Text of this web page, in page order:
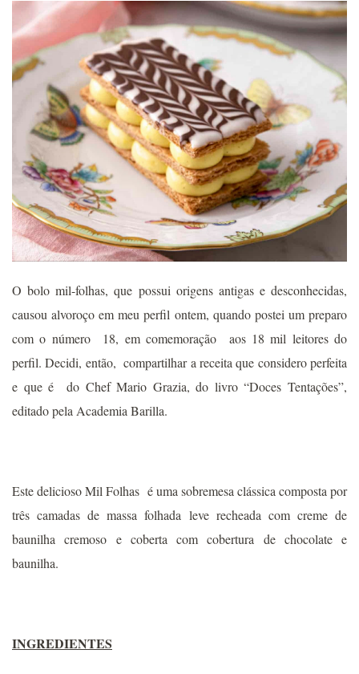
O bolo mil-folhas, que possui origens antigas e desconhecidas,
causou alvoroço em meu perfil ontem, quando postei um preparo
com o número 18, em comemoração aos 18 mil leitores do
perfil. Decidi, então, compartilhar a receita que considero perfeita
e que é do Chef Mario Grazia, do livro “Doces Tentações”,
editado pela Academia Barilla.
Este delicioso Mil Folhas é uma sobremesa clássica composta por
três camadas de massa folhada leve recheada com creme de
baunilha cremoso e coberta com cobertura de chocolate e
baunilha.
INGREDIENTES